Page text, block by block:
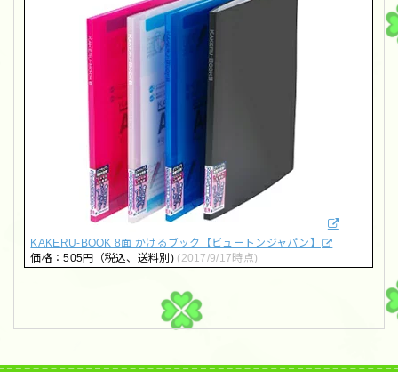
KAKERU-BOOK 8面 かけるブック【ビュートンジャパン】
価格：505円（税込、送料別) (2017/9/17時点)